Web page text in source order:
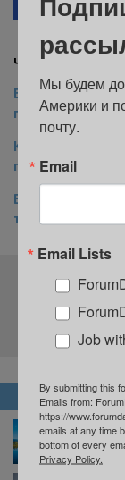
Facebook
Читайте также на
Бесплатное
парке:
Как начать
пройдет
В Нью-Йорке
тюрьмы за
В Нью-
жизни
Мы будем
Америки и
почту.
Email
Email Lists
Job
By submitting this
Emails from:
https://
emails at any time
bottom of every
Privacy Policy.